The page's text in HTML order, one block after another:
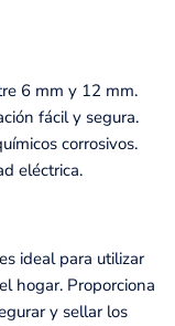
6 mm y 12 mm.
fácil y segura.
corrosivos.
eléctrica.
ideal para utilizar
hogar. Proporciona
y sellar los